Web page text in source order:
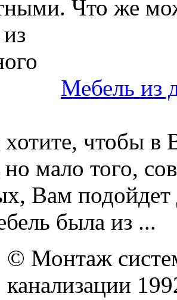
Что же
Мебель из
чтобы в
мало того,
Вам подойдет
была из ...
© Монтаж
канализации